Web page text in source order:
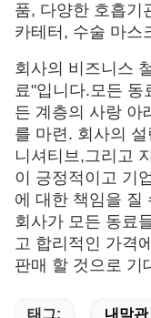
품, 다양한 호흡기
카테터, 수술 마스
회사의 비즈니스
료"입니다.모든 동
든 계층의 사랑 아
를 마련. 회사의
니셔티브,그리고
이 긍정적이고 기
에 대한 책임을 질
회사가 모든 동료
고 합리적인 가격
판매 할 것으로 기
태그: 내막